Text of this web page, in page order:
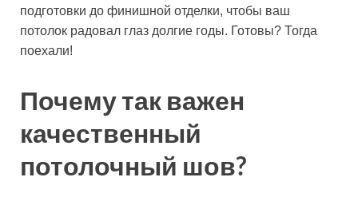
подготовки до финишной отделки, чтобы ваш
потолок радовал глаз долгие годы. Готовы? Тогда
поехали!
Почему так важен
качественный
потолочный шов?